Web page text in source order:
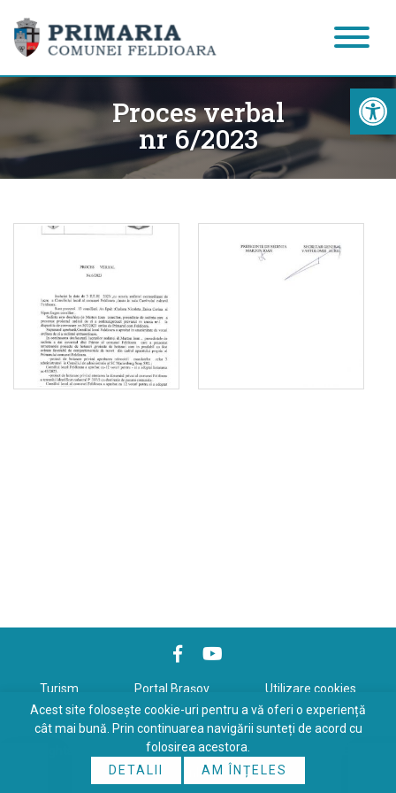
Proces verbal
nr 6/2023
Turism Portal Braşov Utilizare cookies
Politică de confidenţialitate
Copyrights © 2026 All Rights Reserved. Powered by
Online
Acest site folosește cookie-uri pentru a vă oferi o experiență
cât mai bună. Prin continuarea navigării sunteți de acord cu
folosirea acestora.
DETALII
AM ÎNȚELES